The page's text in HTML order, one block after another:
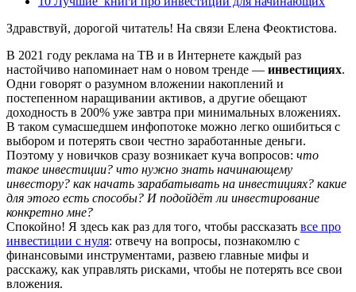
Здравствуй, дорогой читатель! На связи Елена Феоктистова.
В 2021 году реклама на ТВ и в Интернете каждый раз
настойчиво напоминает нам о новом тренде — инвестициях.
Одни говорят о разумном вложении накоплений и
постепенном наращивании активов, а другие обещают
доходность в 200% уже завтра при минимальных вложениях.
В таком сумасшедшем инфопотоке можно легко ошибиться с
выбором и потерять свои честно заработанные деньги.
Поэтому у новичков сразу возникает куча вопросов: что
такое инвестиции? что нужно знать начинающему
инвестору? как начать зарабатывать на инвестициях? какие
для этого есть способы? И подойдёт ли инвестирование
конкретно мне?
Спокойно! Я здесь как раз для того, чтобы рассказать все про
инвестиции с нуля: отвечу на вопросы, познакомлю с
финансовыми инструментами, развею главные мифы и
расскажу, как управлять рисками, чтобы не потерять все свои
вложения.